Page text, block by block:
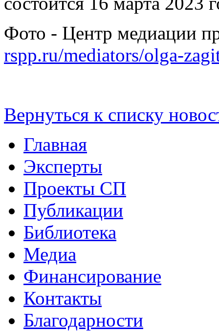
Фото - Центр медиации
rspp.ru/mediators/olga-
Вернуться к списку
Главная
Эксперты
Проекты СП
Публикации
Библиотека
Медиа
Финансирование
Контакты
Благодарности